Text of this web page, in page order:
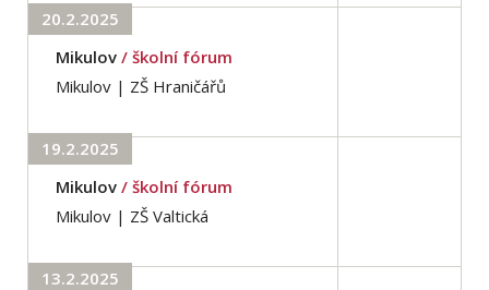
20.2.2025
Mikulov / školní fórum
Mikulov | ZŠ Hraničářů
19.2.2025
Mikulov / školní fórum
Mikulov | ZŠ Valtická
13.2.2025